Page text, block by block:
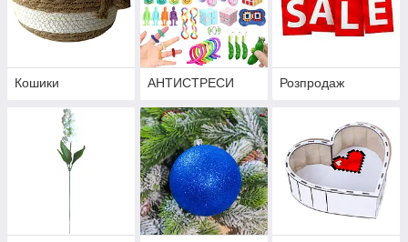
Кошики АНТИСТРЕСИ Розпродаж